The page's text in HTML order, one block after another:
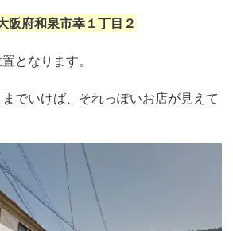
阪府和泉市幸１丁目２
となります。
でいけば、それっぽいお店が見えて